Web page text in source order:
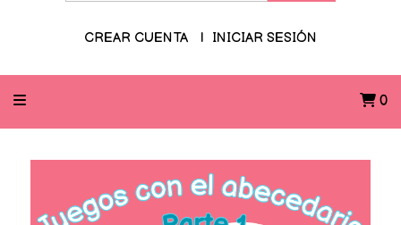
CREAR CUENTA INICIAR SESIÓN
0